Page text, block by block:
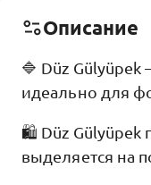
Описание
🔷 Düz
идеально для
🛍️ Düz Gülyüpek
выделяется на